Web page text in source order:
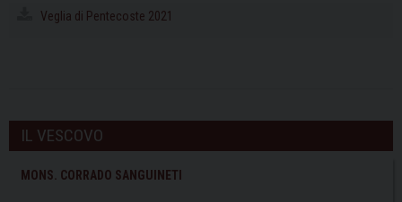
Veglia di Pentecoste 2021
IL VESCOVO
MONS. CORRADO SANGUINETI